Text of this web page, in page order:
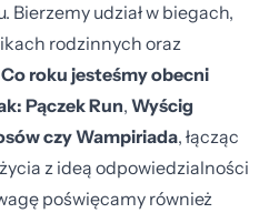
Bierzemy udział w biegach,
rodzinnych oraz
Co roku jesteśmy obecni
Pączek Run,Wyścig
czy Wampiriada, łącząc
z ideą odpowiedzialności
poświęcamy również